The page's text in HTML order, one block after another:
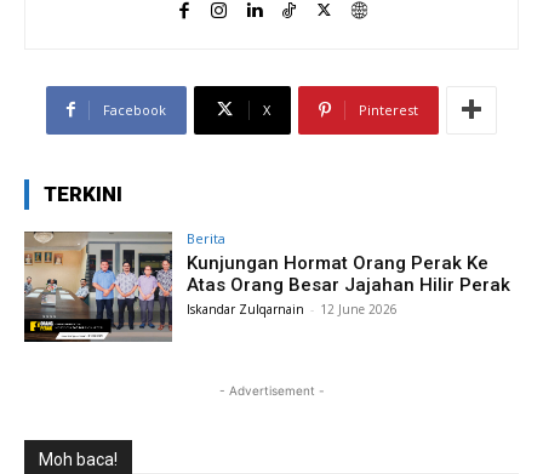
Facebook X Pinterest
TERKINI
Berita
Kunjungan Hormat Orang Perak Ke
Atas Orang Besar Jajahan Hilir Perak
Iskandar Zulqarnain - 12 June 2026
- Advertisement -
Moh baca!